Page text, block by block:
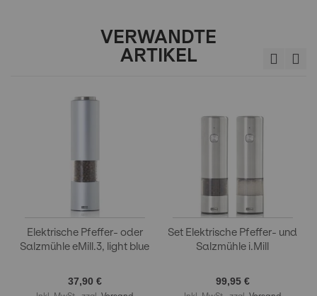
VERWANDTE
ARTIKEL
Elektrische Pfeffer- oder
Salzmühle eMill.3, light blue
37,90 €
Set Elektrische Pfeffer- und
Salzmühle i.Mill
99,95 €